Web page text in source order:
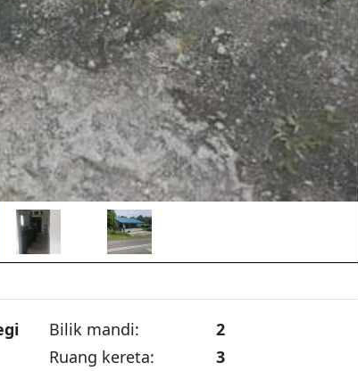
Bilik mandi:
2
Ruang kereta:
3